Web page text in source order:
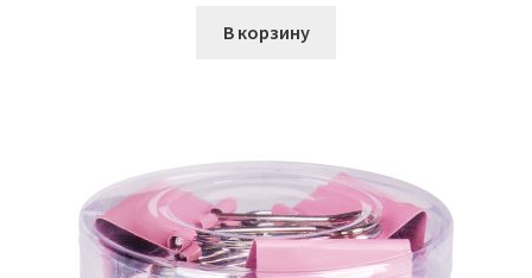
составляла
В корзину